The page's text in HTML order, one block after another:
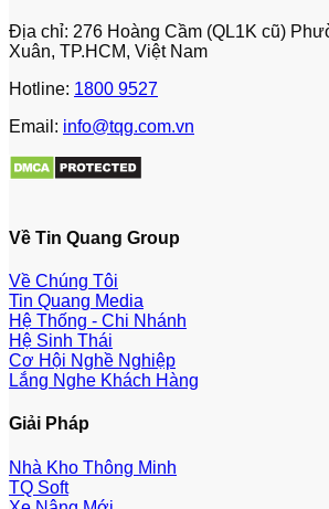
Địa chỉ: 276 Hoàng Cầm (QL1K cũ)
Xuân, TP.HCM, Việt Nam
Hotline: 1800 9527
Email: info@tqg.com.vn
Về Tin Quang Group
Về Chúng Tôi
Tin Quang Media
Hệ Thống - Chi Nhánh
Hệ Sinh Thái
Cơ Hội Nghề Nghiệp
Lắng Nghe Khách Hàng
Giải Pháp
Nhà Kho Thông Minh
TQ Soft